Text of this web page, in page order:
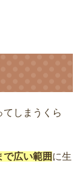
てしまうくら
で広い範囲に生